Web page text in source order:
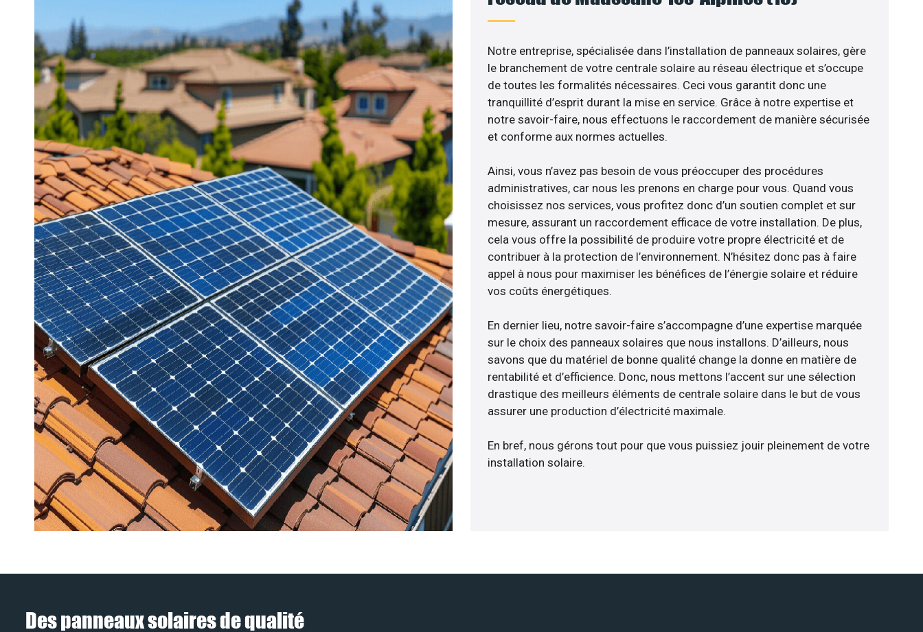
Notre entreprise, spécialisée dans l’installation de panneaux solaires, gère
le branchement de votre centrale solaire au réseau électrique et s’occupe
de toutes les formalités nécessaires. Ceci vous garantit donc une
tranquillité d’esprit durant la mise en service. Grâce à notre expertise et
notre savoir-faire, nous effectuons le raccordement de manière sécurisée
et conforme aux normes actuelles.
Ainsi, vous n’avez pas besoin de vous préoccuper des procédures
administratives, car nous les prenons en charge pour vous. Quand vous
choisissez nos services, vous profitez donc d’un soutien complet et sur
mesure, assurant un raccordement efficace de votre installation. De plus,
cela vous offre la possibilité de produire votre propre électricité et de
contribuer à la protection de l’environnement. N’hésitez donc pas à faire
appel à nous pour maximiser les bénéfices de l’énergie solaire et réduire
vos coûts énergétiques.
En dernier lieu, notre savoir-faire s’accompagne d’une expertise marquée
sur le choix des panneaux solaires que nous installons. D’ailleurs, nous
savons que du matériel de bonne qualité change la donne en matière de
rentabilité et d’efficience. Donc, nous mettons l’accent sur une sélection
drastique des meilleurs éléments de centrale solaire dans le but de vous
assurer une production d’électricité maximale.
En bref, nous gérons tout pour que vous puissiez jouir pleinement de votre
installation solaire.
Des panneaux solaires de qualité